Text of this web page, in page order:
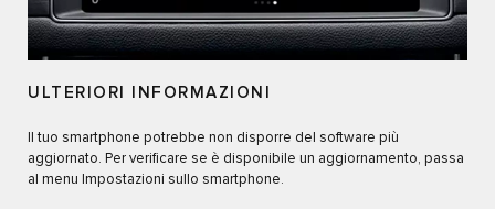
ULTERIORI INFORMAZIONI
Il tuo smartphone potrebbe non disporre del software più
aggiornato. Per verificare se è disponibile un aggiornamento, passa
al menu Impostazioni sullo smartphone.